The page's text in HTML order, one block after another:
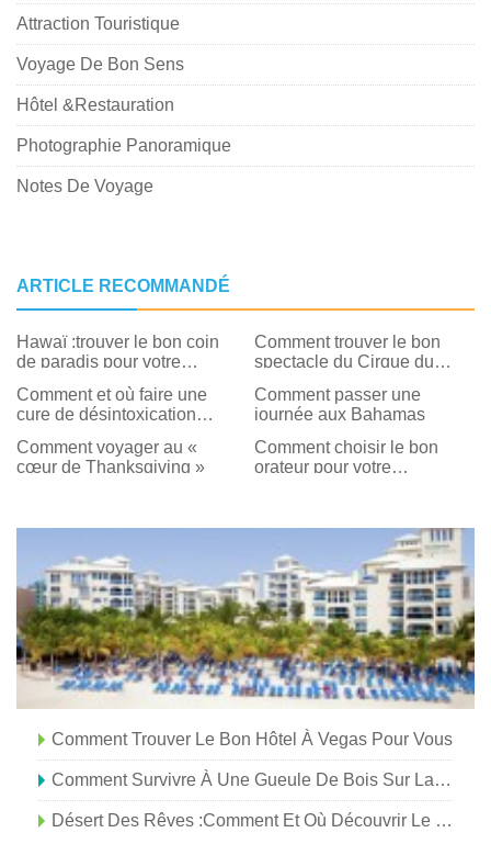
Attraction Touristique
Voyage De Bon Sens
Hôtel &Restauration
Photographie Panoramique
Notes De Voyage
ARTICLE RECOMMANDÉ
Hawaï :trouver le bon coin
de paradis pour votre
Comment trouver le bon
spectacle du Cirque du
Comment et où faire une
cure de désintoxication
Comment passer une
journée aux Bahamas
Comment voyager au «
cœur de Thanksgiving »
Comment choisir le bon
orateur pour votre
Comment Trouver Le Bon Hôtel À Vegas Pour Vous
Comment Survivre À Une Gueule De Bois Sur La Route
Désert Des Rêves :comment Et Où Découvrir Le Sahara